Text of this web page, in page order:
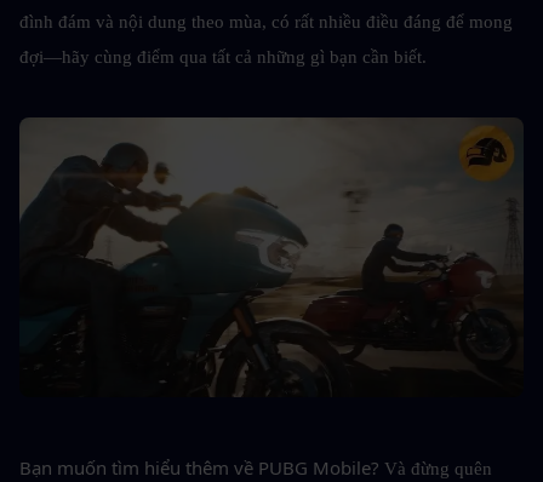
đình đám và nội dung theo mùa, có rất nhiều điều đáng để mong
đợi—hãy cùng điểm qua tất cả những gì bạn cần biết.
Bạn muốn tìm hiểu thêm về PUBG Mobile? Và đừng quên